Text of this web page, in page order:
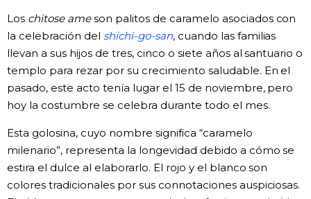
Blog
Tokio
Avisos
Los chitose ameson palitos de caramelo asociados con
la celebración del shichi-go-san, cuando las familias
llevan a sus hijos de tres, cinco o siete años al santuario o
templo para rezar por su crecimiento saludable. En el
pasado, este acto tenía lugar el 15 de noviembre, pero
hoy la costumbre se celebra durante todo el mes.
Esta golosina, cuyo nombre significa “caramelo
milenario”, representa la longevidad debido a cómo se
estira el dulce al elaborarlo. El rojo y el blanco son
colores tradicionales por sus connotaciones auspiciosas.